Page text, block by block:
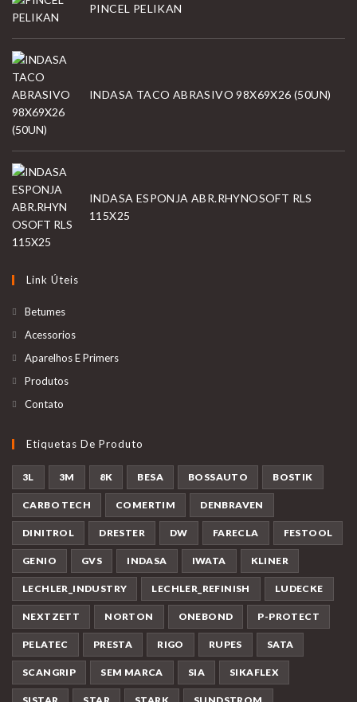
PINCEL PELIKAN
INDASA TACO ABRASIVO 98X69X26 (50UN)
INDASA ESPONJA ABR.RHYNOSOFT RLS
115X25
Link Úteis
Betumes
Acessorios
Aparelhos E Primers
Produtos
Contato
Etiquetas De Produto
3L 3M 8K BESA BOSSAUTO BOSTIK
CARBO TECH COMERTIM DENBRAVEN
DINITROL DRESTER DW FARECLA FESTOOL
GENIO GVS INDASA IWATA KLINER
LECHLER_INDUSTRY LECHLER_REFINISH LUDECKE
NEXTZETT NORTON ONEBOND P-PROTECT
PELATEC PRESTA RIGO RUPES SATA
SCANGRIP SEM MARCA SIA SIKAFLEX